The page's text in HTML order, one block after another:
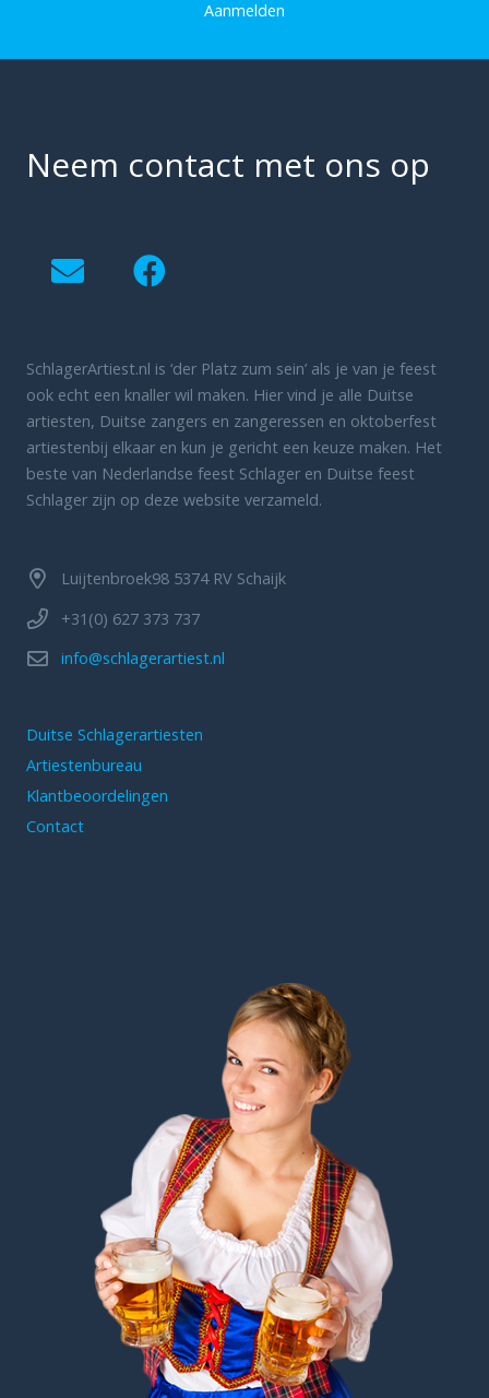
Aanmelden
Neem contact met ons op
SchlagerArtiest.nl is ‘der Platz zum sein’ als je van je feest
ook echt een knaller wil maken. Hier vind je alle Duitse
artiesten, Duitse zangers en zangeressen en oktoberfest
artiestenbij elkaar en kun je gericht een keuze maken. Het
beste van Nederlandse feest Schlager en Duitse feest
Schlager zijn op deze website verzameld.
Luijtenbroek98 5374 RV Schaijk
+31(0) 627 373 737
info@schlagerartiest.nl
Duitse Schlagerartiesten
Artiestenbureau
Klantbeoordelingen
Contact